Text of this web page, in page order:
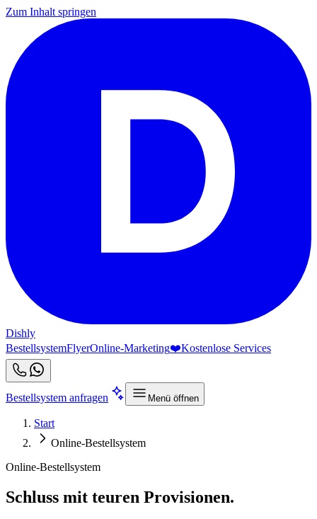
Zum Inhalt springen
Dishly
BestellsystemFlyerOnline-Marketing❤️Kostenlose Services
Bestellsystem anfragen Menü öffnen
Start
Online-Bestellsystem
Online-Bestellsystem
Schluss mit teuren Provisionen.